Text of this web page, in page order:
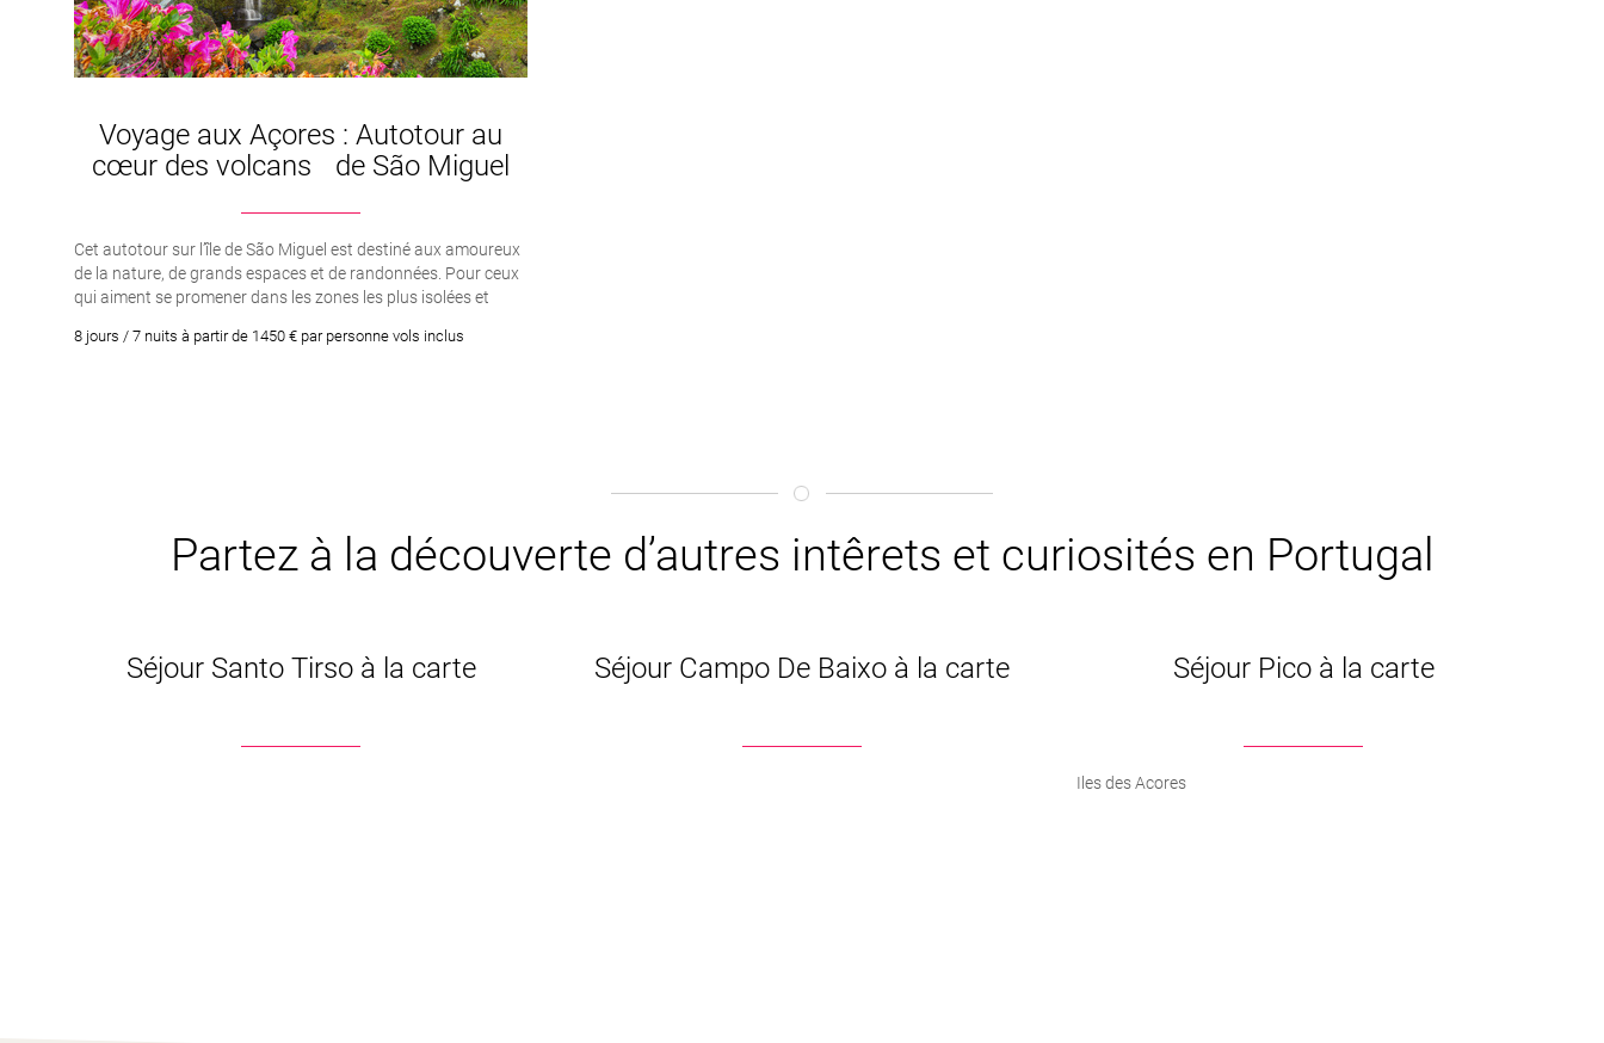
Voyage aux Açores : Autotour au
cœur des volcans de São Miguel
Cet autotour sur l’île de São Miguel est destiné aux amoureux
de la nature, de grands espaces et de randonnées. Pour ceux
qui aiment se promener dans les zones les plus isolées et
rêve.
8 jours / 7 nuits à partir de 1450 € par personne vols inclus
Partez à la découverte d’autres intêrets et curiosités en Portugal
Séjour Santo Tirso à la carte Séjour Campo De Baixo à la carte Séjour Pico à la carte
Iles des Acores